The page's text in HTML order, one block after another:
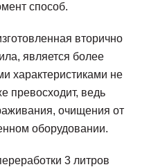
способ.
вторично
является более
характеристиками не
превосходит, ведь
очищения от
оборудовании.
3 литров